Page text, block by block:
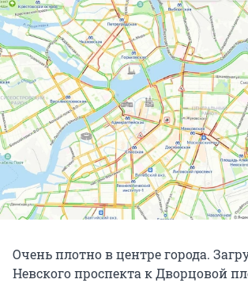
Очень плотно в центре города.
Невского проспекта к Дворцовой